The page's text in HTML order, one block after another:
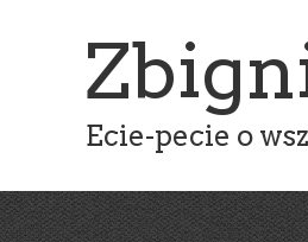
Ecie-pecie o